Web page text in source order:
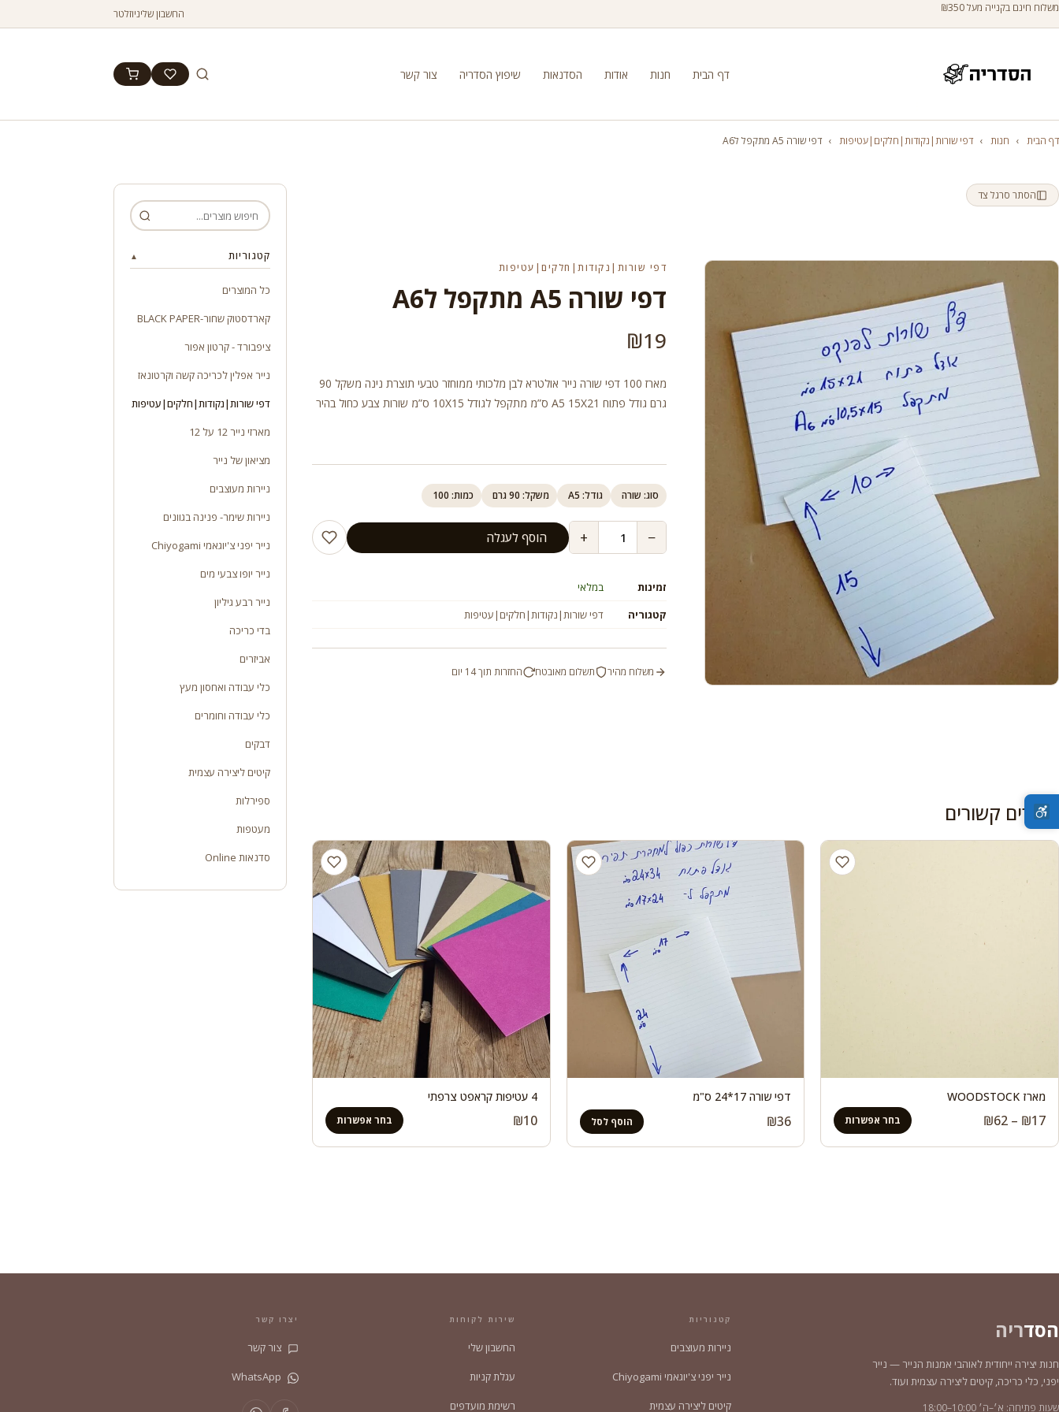
משלוח חינם בקנייה מעל ₪350 החשבון שליניוזלטר
דף הבית חנות אודות הסדנאות שיפוץ הסדריה צור קשר
דף הבית › חנות › דפי שורות|נקודות|חלקים|עטיפות › דפי שורה A5 מתקפל לA6
הסתר סרגל צד
דפי שורות|נקודות|חלקים|עטיפות
דפי שורה A5 מתקפל לA6
₪19
מארז 100 דפי שורה נייר אולטרא לבן מלכותי ממוחזר טבעי תוצרת נינה משקל 90
גרם גודל פתוח A5 15X21 ס”מ מתקפל לגודל 10X15 ס”מ שורות צבע כחול בהיר
סוג: שורה גודל: A5 משקל: 90 גרם כמות: 100
−
+ הוסף לעגלה
זמינות
במלאי
קטגוריה
דפי שורות|נקודות|חלקים|עטיפות
משלוח מהיר תשלום מאובטח החזרות תוך 14 יום
מוצרים קשורים
מארז WOODSTOCK
₪17
–
₪62 בחר אפשרות
דפי שורה 17*24 ס"מ
₪36 הוסף לסל
4 עטיפות קראפט צרפתי
₪10 בחר אפשרות
קטגוריות ▲
כל המוצרים
קארדסטוק שחור-BLACK PAPER
ציפבורד - קרטון אפור
נייר אפלין לכריכה קשה וקרטונאז
דפי שורות|נקודות|חלקים|עטיפות
מארזי נייר 12 על 12
מציאון של נייר
ניירות מעוצבים
ניירות שימר- פנינה בגוונים
נייר יפני צ'יוגאמי Chiyogami
נייר יופו צבעי מים
נייר רבע גיליון
בדי כריכה
אביזרים
כלי עבודה ואחסון מעץ
כלי עבודה וחומרים
דבקים
קיטים ליצירה עצמית
ספירלות
מעטפות
סדנאות Online
הסדריה
חנות יצירה ייחודית לאוהבי אמנות הנייר — נייר
יפני, כלי כריכה, קיטים ליצירה עצמית ועוד.
שעות פתיחה: א׳–ה׳ 10:00–18:00
קטגוריות
ניירות מעוצבים
נייר יפני צ'יוגאמי Chiyogami
קיטים ליצירה עצמית
שירות לקוחות
החשבון שלי
עגלת קניות
רשימת מועדפים
יצרו קשר
צור קשר